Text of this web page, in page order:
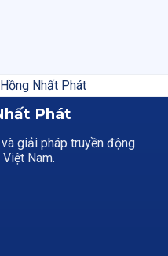
Phát
giải pháp truyền động
Nam.